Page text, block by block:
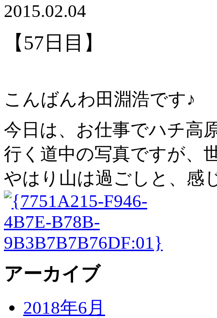
2015.02.04
【57日目】
こんばんわ田淵浩です♪
今日は、お仕事でハチ高
行く道中の写真ですが、
やはり山は過ごしと、感
アーカイブ
2018年6月